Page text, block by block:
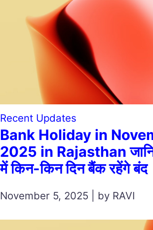
Recent Updates
Bank Holiday in
2025 in Rajasthan
में किन-किन दिन बैंक रहेंगे बंद
November 5, 2025 | by RAVI